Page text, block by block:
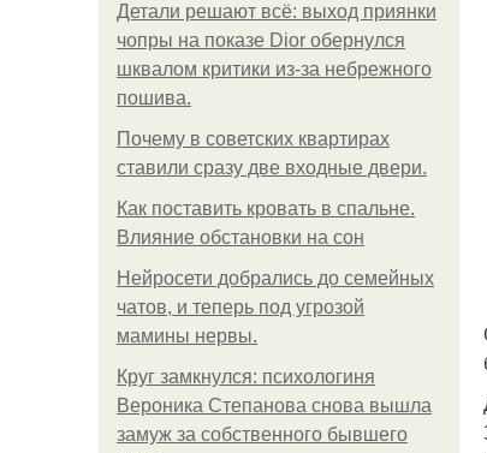
Детали решают всё: выход приянки
чопры на показе Dior обернулся
шквалом критики из-за небрежного
пошива.
Почему в советских квартирах
ставили сразу две входные двери.
Как поставить кровать в спальне.
Влияние обстановки на сон
Нейросети добрались до семейных
чатов, и теперь под угрозой
мамины нервы.
Круг замкнулся: психологиня
Вероника Степанова снова вышла
замуж за собственного бывшего